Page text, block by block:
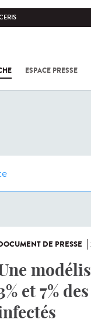
ESPACE PRESSE
DE PRESSE
et 7%